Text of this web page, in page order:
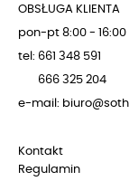
OBSŁUGA KLIENTA
pon-pt 8:00 - 16:00
tel: 661 348 591
666 325 204
e-mail:
Kontakt
Regulamin